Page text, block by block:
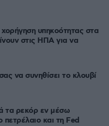
υπηκοότητας στα
στις ΗΠΑ για να
να συνηθίσει το κλουβί
τα ρεκόρ εν μέσω
πετρέλαιο και τη Fed